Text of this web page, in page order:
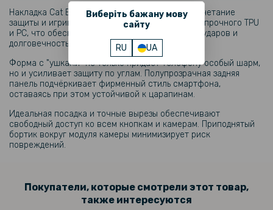
Виберіть бажану мову
сайту
RU UA
Накладка Cat Ears Case — это оригинальное сочетание
защиты и игривого дизайна. Чехол выполнен из прочного TPU
и PC, что обеспечивает высокую амортизацию ударов и
долговечность в использовании.
Форма с "ушками" не только придаёт телефону особый шарм,
но и усиливает защиту по углам. Полупрозрачная задняя
панель подчёркивает фирменный стиль смартфона,
оставаясь при этом устойчивой к царапинам.
Идеальная посадка и точные вырезы обеспечивают
свободный доступ ко всем кнопкам и камерам. Приподнятый
бортик вокруг модуля камеры минимизирует риск
повреждений.
Покупатели, которые смотрели этот товар,
также интересуются